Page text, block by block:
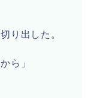
り出した。
ら」